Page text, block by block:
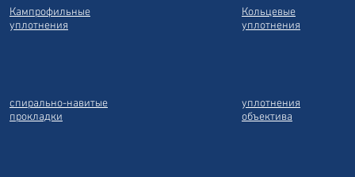
Кампрофильные
уплотнения
спирально-навитые
прокладки
Кольцевые
уплотнения
уплотнения
объектива